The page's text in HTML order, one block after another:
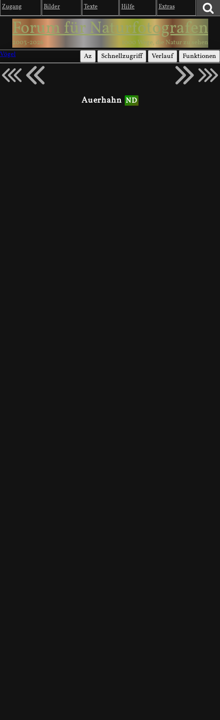
Zugang Bilder Texte Hilfe Extras
Forum für Naturfotografen
2003-2026
1000 Wege, die Natur zu sehen
Vögel
Az Schnellzugriff Verlauf Funktionen
Auerhahn